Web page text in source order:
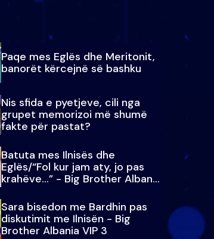
Paqe mes Eglës dhe Meritonit,
banorët kërcejnë së bashku
Nis sfida e pyetjeve, cili nga
grupet memorizoi më shumë
fakte për pastat?
Batuta mes Ilnisës dhe
Eglës/“Fol kur jam aty, jo pas
krahëve…” - Big Brother Albania
VIP 3
Sara bisedon me Bardhin pas
diskutimit me Ilnisën - Big
Brother Albania VIP 3